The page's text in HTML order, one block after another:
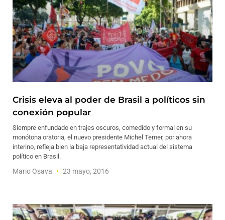
Crisis eleva al poder de Brasil a políticos sin
conexión popular
Siempre enfundado en trajes oscuros, comedido y formal en su
monótona oratoria, el nuevo presidente Michel Temer, por ahora
interino, refleja bien la baja representatividad actual del sistema
político en Brasil.
Mario Osava 23 mayo, 2016